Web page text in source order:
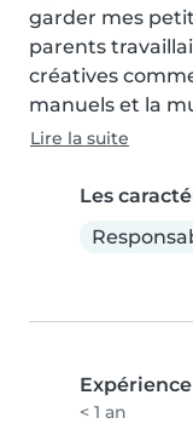
garder mes
parents
créatives
manuels et la
Lire la suite
Les
Expérience
< 1 an